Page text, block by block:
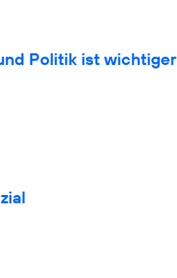
Politik ist wichtiger